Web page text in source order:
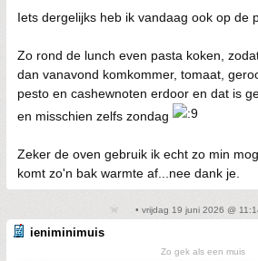
Iets dergelijks heb ik vandaag ook op de
Zo rond de lunch even pasta koken,
dan vanavond komkommer, tomaat,
pesto en cashewnoten erdoor en dat is
en misschien zelfs zondag
Zeker de oven gebruik ik echt zo min
komt zo'n bak warmte af...nee dank je.
• vrijdag 19 juni 2026 @
ieniminimuis
Zo gek als een muis